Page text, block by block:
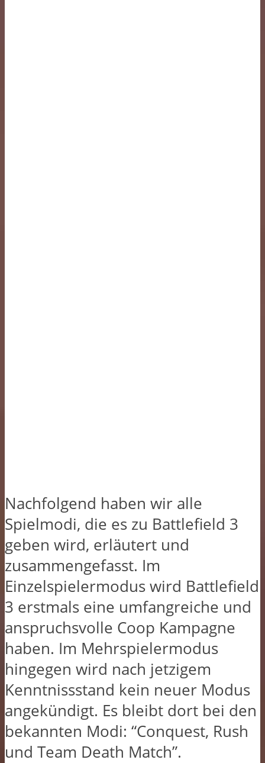
Nachfolgend haben wir alle
Spielmodi, die es zu Battlefield 3
geben wird, erläutert und
zusammengefasst. Im
Einzelspielermodus wird Battlefield
3 erstmals eine umfangreiche und
anspruchsvolle Coop Kampagne
haben. Im Mehrspielermodus
hingegen wird nach jetzigem
Kenntnissstand kein neuer Modus
angekündigt. Es bleibt dort bei den
bekannten Modi: “Conquest, Rush
und Team Death Match”.